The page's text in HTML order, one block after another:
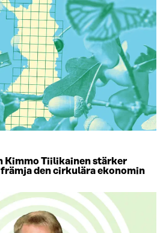
Kimmo Tiilikainen stärker
den cirkulära ekonomin